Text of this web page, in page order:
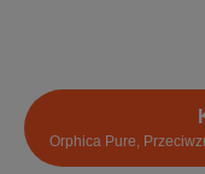
Orphica Pure,